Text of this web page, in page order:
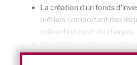
La création d’un fonds
métiers comportant des
prévention (port de
exposés,